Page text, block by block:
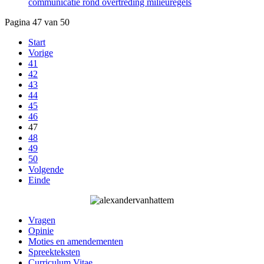
Pagina 47 van 50
Start
Vorige
41
42
43
44
45
46
47
48
49
50
Volgende
Einde
Vragen
Opinie
Moties en amendementen
Spreekteksten